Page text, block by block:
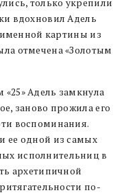
только укрепили
вдохновил Адель
картины из
отмечена «Золотым
Адель замкнула
заново прожила его
воспоминания.
ее одной из самых
исполнительниц в
архетипичной
по-